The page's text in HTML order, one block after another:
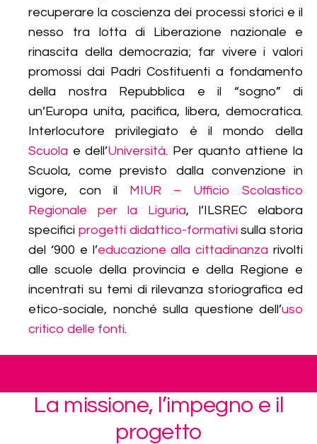
recuperare la coscienza dei processi storici e il
nesso tra lotta di Liberazione nazionale e
rinascita della democrazia; far vivere i valori
promossi dai Padri Costituenti a fondamento
della nostra Repubblica e il “sogno” di
un’Europa unita, pacifica, libera, democratica.
Interlocutore privilegiato è il mondo della
Scuola e dell’Università. Per quanto attiene la
Scuola, come previsto dalla convenzione in
vigore, con il MIUR – Ufficio Scolastico
Regionale per la Liguria, l’ILSREC elabora
specifici progetti didattico-formativi sulla storia
del ‘900 e l’educazione alla cittadinanza rivolti
alle scuole della provincia e della Regione e
incentrati su temi di rilevanza storiografica ed
etico-sociale, nonché sulla questione dell’uso
critico delle fonti.
La missione, l’impegno e il
progetto